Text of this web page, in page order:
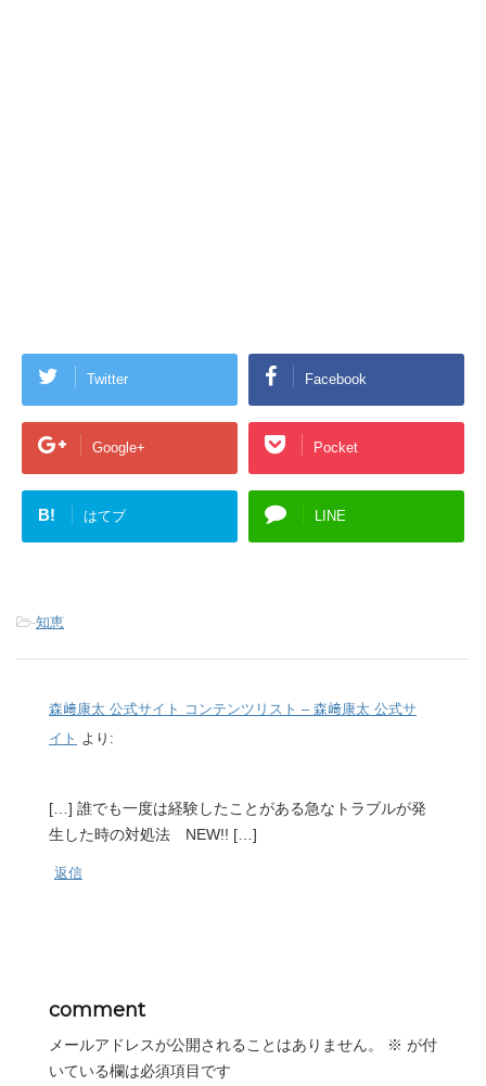
Twitter Facebook
Google+ Pocket
B! はてブ LINE
-知恵
森﨑康太 公式サイト コンテンツリスト – 森﨑康太 公式サ
イト より:
[…] 誰でも一度は経験したことがある急なトラブルが発
生した時の対処法 NEW!! […]
返信
comment
メールアドレスが公開されることはありません。 ※ が付
いている欄は必須項目です